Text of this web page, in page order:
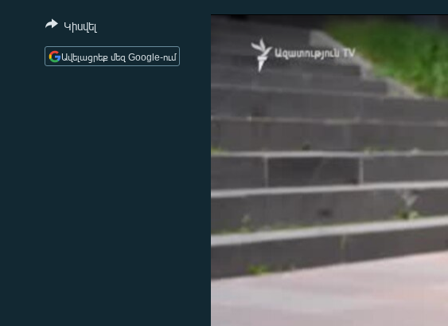
ՂԱՐԱԲԱՂ
ՊԱՏԵՐԱԶՄԻ 6 ՇԱԲԱԹՆԵՐԸ
Կիսվել
Ավելացրեք մեզ Google-ում